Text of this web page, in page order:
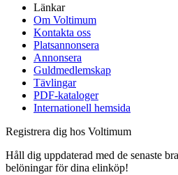
Länkar
Om Voltimum
Kontakta oss
Platsannonsera
Annonsera
Guldmedlemskap
Tävlingar
PDF-kataloger
Internationell hemsida
Registrera dig hos Voltimum
Håll dig uppdaterad med de senaste
belöningar för dina elinköp!